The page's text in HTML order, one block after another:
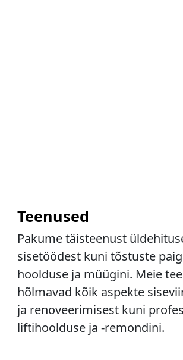
Teenused
Pakume täisteenust
sisetöödest kuni tõstuste
hoolduse ja müügini. Meie
hõlmavad kõik aspekte
ja renoveerimisest kuni
liftihoolduse ja -remondini.